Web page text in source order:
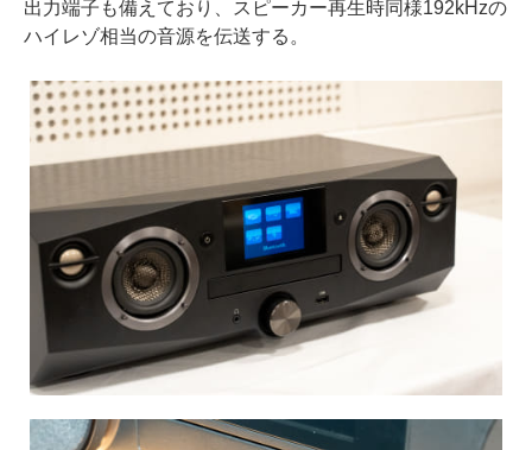
出力端子も備えており、スピーカー再生時同様192kHzの
ハイレゾ相当の音源を伝送する。